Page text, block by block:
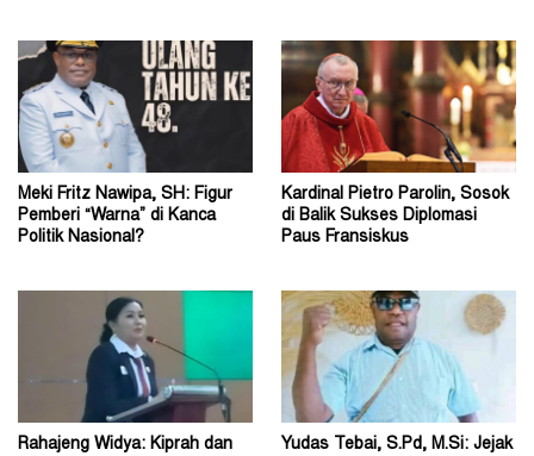
Meki Fritz Nawipa, SH: Figur
Pemberi “Warna” di Kanca
Politik Nasional?
Kardinal Pietro Parolin, Sosok
di Balik Sukses Diplomasi
Paus Fransiskus
Rahajeng Widya: Kiprah dan
Yudas Tebai, S.Pd, M.Si: Jejak